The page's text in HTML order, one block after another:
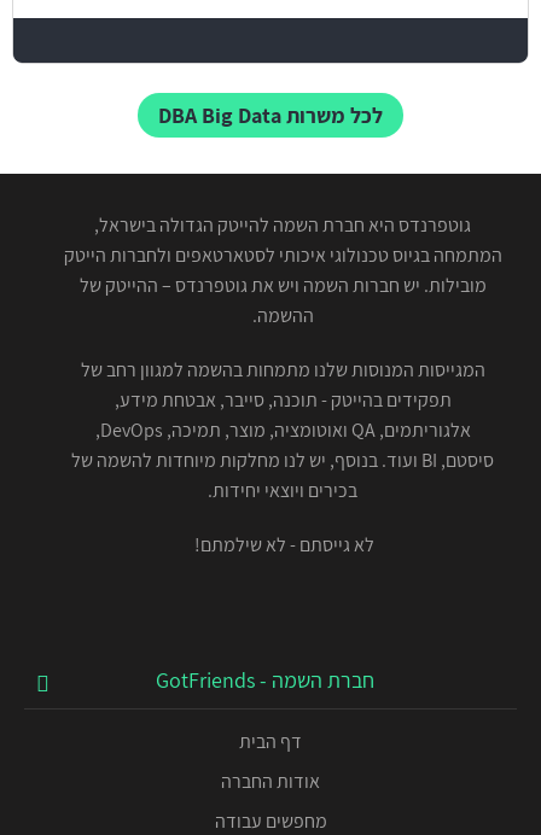
לכל משרות DBA Big Data
גוטפרנדס היא חברת השמה להייטק הגדולה בישראל,
המתמחה בגיוס טכנולוגי איכותי לסטארטאפים ולחברות הייטק
מובילות. יש חברות השמה ויש את גוטפרנדס – ההייטק של
ההשמה.
המגייסות המנוסות שלנו מתמחות בהשמה למגוון רחב של
תפקידים בהייטק - תוכנה, סייבר, אבטחת מידע,
אלגוריתמים, QA ואוטומציה, מוצר, תמיכה, DevOps,
סיסטם, BI ועוד. בנוסף, יש לנו מחלקות מיוחדות להשמה של
בכירים ויוצאי יחידות.
לא גייסתם - לא שילמתם!
חברת השמה - GotFriends
דף הבית
אודות החברה
מחפשים עבודה